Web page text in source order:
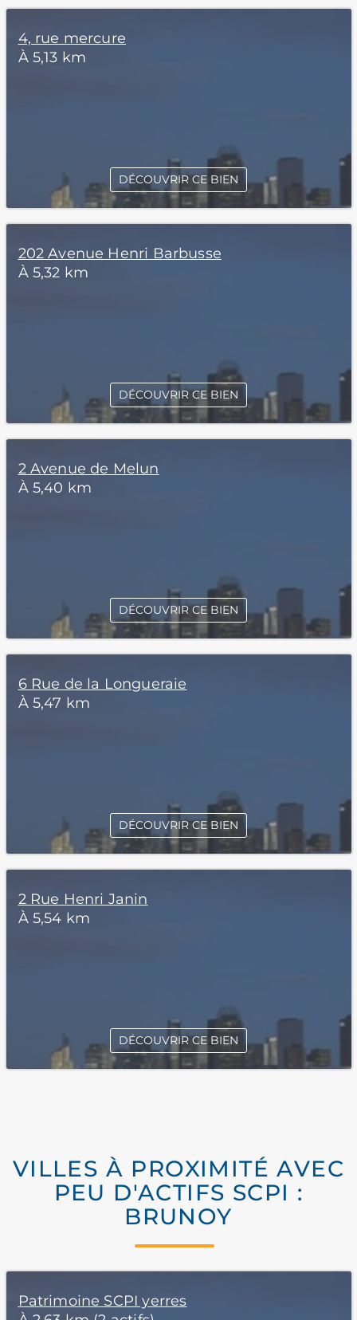
4, rue mercure
À 5,13 km
DÉCOUVRIR CE BIEN
202 Avenue Henri Barbusse
À 5,32 km
DÉCOUVRIR CE BIEN
2 Avenue de Melun
À 5,40 km
DÉCOUVRIR CE BIEN
6 Rue de la Longueraie
À 5,47 km
DÉCOUVRIR CE BIEN
2 Rue Henri Janin
À 5,54 km
DÉCOUVRIR CE BIEN
VILLES À PROXIMITÉ AVEC
PEU D'ACTIFS SCPI :
BRUNOY
Patrimoine SCPI yerres